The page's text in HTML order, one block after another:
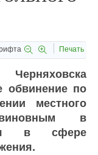
Печать
обвинение по
местного
в
в сфере